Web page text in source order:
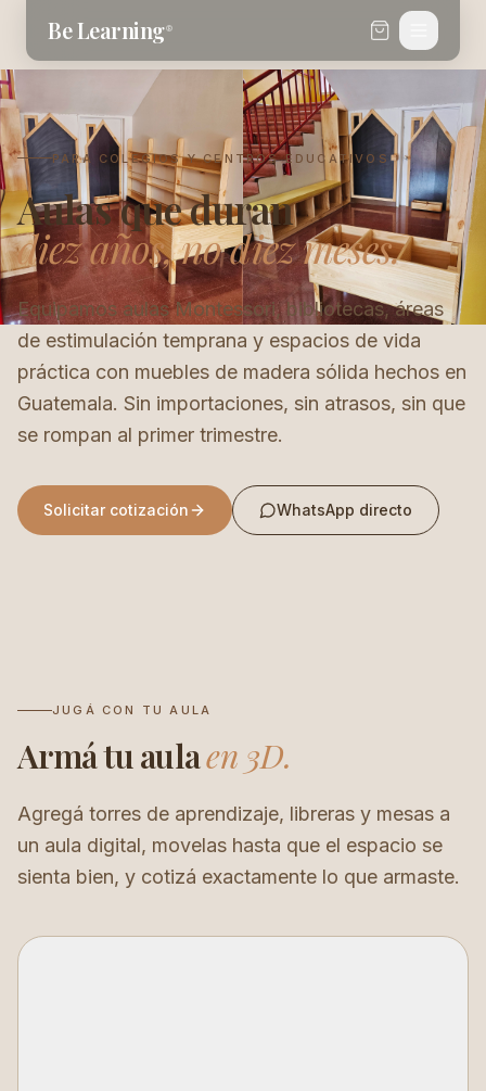
Be Learning®
PARA COLEGIOS Y CENTROS EDUCATIVOS
Aulas que duran
diez años, no diez meses.
Equipamos aulas Montessori, bibliotecas, áreas
de estimulación temprana y espacios de vida
práctica con muebles de madera sólida hechos en
Guatemala. Sin importaciones, sin atrasos, sin que
se rompan al primer trimestre.
Solicitar cotización WhatsApp directo
JUGÁ CON TU AULA
Armá tu aulaen 3D.
Agregá torres de aprendizaje, libreras y mesas a
un aula digital, movelas hasta que el espacio se
sienta bien, y cotizá exactamente lo que armaste.